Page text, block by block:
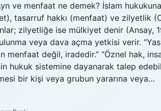
ve menfaat ne demek? İslam
tasarruf hakkı (menfaat) ve zilyetlik
zilyetliğe ise mülkiyet denir (Ansay,
veya dava açma yetkisi verir.
menfaat değil, iradedir.” “Öznel hak,
hukuk sistemine dayanarak talep
bir kişi veya grubun yararına veya…